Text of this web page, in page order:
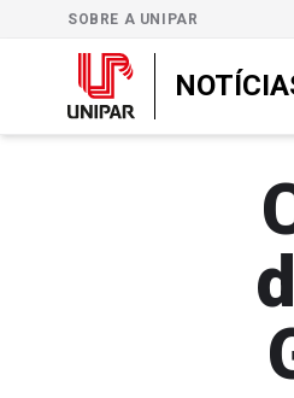
SOBRE A UNIPAR